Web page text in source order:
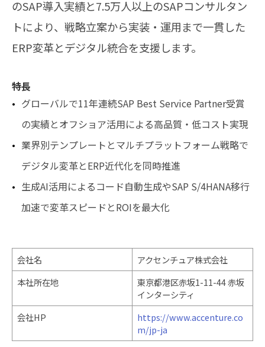
のSAP導入実績と7.5万人以上のSAPコンサルタン
トにより、戦略立案から実装・運用まで一貫した
ERP変革とデジタル統合を支援します。
特長
グローバルで11年連続SAP Best Service Partner受賞
の実績とオフショア活用による高品質・低コスト実現
業界別テンプレートとマルチプラットフォーム戦略で
デジタル変革とERP近代化を同時推進
生成AI活用によるコード自動生成やSAP S/4HANA移行
加速で変革スピードとROIを最大化
会社名
アクセンチュア株式会社
本社所在地
東京都港区赤坂1-11-44 赤坂
インターシティ
会社HP
https://www.accenture.co
m/jp-ja